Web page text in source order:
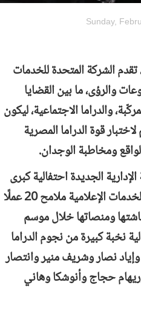
Sunday,
الشركة المتحدة للخدمات
والرؤى، ما بين القضايا
والدراما الاجتماعية، ليكون
قوة الدراما المصرية
ومخاطبة الوجدان.
الجديدة احتفالية كبرى
كشفت خلالها الشركة المتحدة للخدمات الإعلامية ملامح 20 عملًا
ومنصاتها خلال موسم
نخبة كبيرة من نجوم الدراما
نصار وشريف منير وانتصار
حجاج وأنوشكا وهاني